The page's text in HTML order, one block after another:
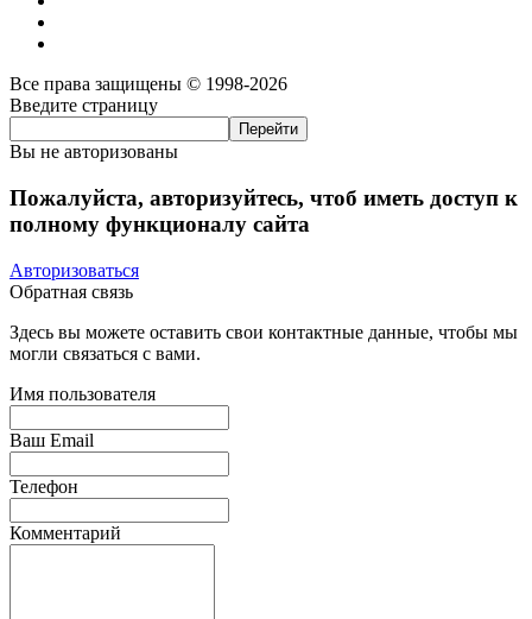
Все права защищены © 1998-2026
Введите страницу
Вы не авторизованы
Пожалуйста, авторизуйтесь, чтоб иметь доступ к
полному функционалу сайта
Авторизоваться
Обратная связь
Здесь вы можете оставить свои контактные данные, чтобы мы
могли связаться с вами.
Имя пользователя
Ваш Email
Телефон
Комментарий